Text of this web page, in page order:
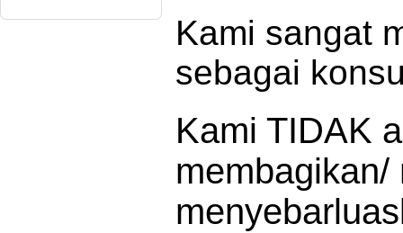
Kami sangat
sebagai
Kami TIDAK